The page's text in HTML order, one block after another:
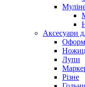
Аксесуари
Лупи
Різне